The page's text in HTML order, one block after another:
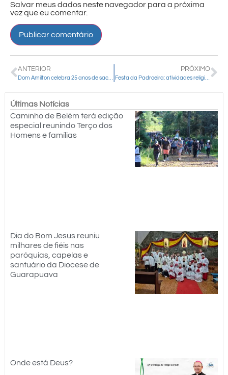
Salvar meus dados neste navegador para a próxima
vez que eu comentar.
ANTERIOR PRÓXIMO
Festa da Padroeira: atividades religiosas marcam a semana
Últimas Notícias
Caminho de Belém terá edição
especial reunindo Terço dos
Homens e famílias
Dia do Bom Jesus reuniu
milhares de fiéis nas
paróquias, capelas e
santuário da Diocese de
Guarapuava
Onde está Deus?